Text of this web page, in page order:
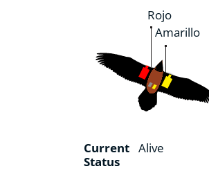
Rojo
Amarillo
Current
Status
Alive